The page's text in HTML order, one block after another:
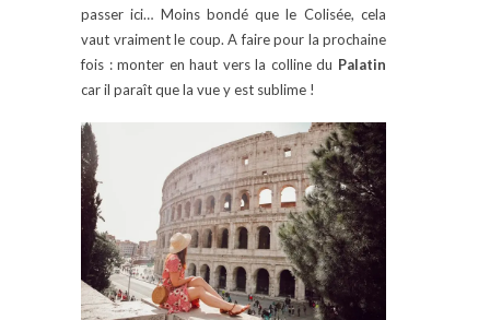
passer ici… Moins bondé que le Colisée, cela
vaut vraiment le coup. A faire pour la prochaine
fois : monter en haut vers la colline du Palatin
car il paraît que la vue y est sublime !